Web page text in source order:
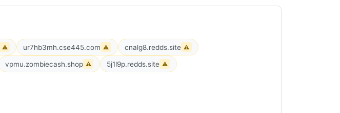
⚠ ur7hb3mh.cse445.com ⚠ cnalg8.redds.site ⚠
vpmu.zombiecash.shop ⚠ 5j1l9p.redds.site ⚠